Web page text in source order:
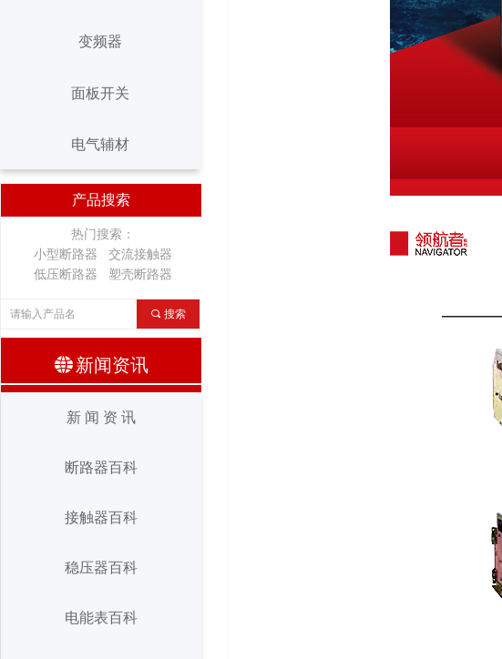
끠 搜索
产品搜索
热门搜索：
小型断路器 交流接触器
低压断路器 塑壳断路器
뀁 新闻资讯
新 闻 资 讯
新 闻 资 讯
断路器百科
断路器百科
接触器百科
接触器百科
稳压器百科
稳压器百科
电能表百科
工业设备及开关
变频器
变频器
面板开关
面板开关
电气辅材
电气辅材